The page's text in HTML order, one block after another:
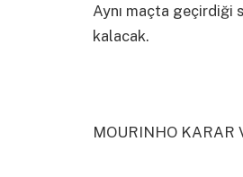
Aynı maçta geçirdiği
kalacak.
MOURINHO KARAR